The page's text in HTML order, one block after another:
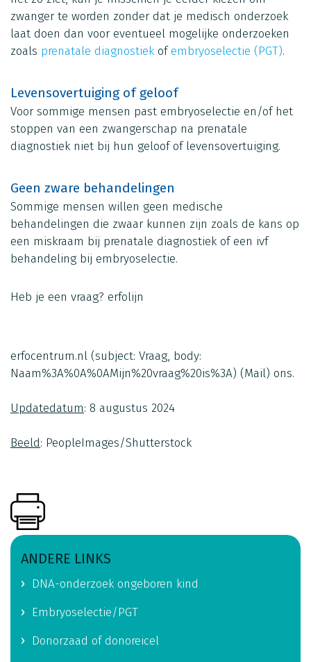
zwanger te worden zonder dat je medisch onderzoek
laat doen dan voor eventueel mogelijke onderzoeken
zoals prenatale diagnostiek ofembryoselectie (PGT).
Levensovertuiging of geloof
Voor sommige mensen past embryoselectie en/of het
stoppen van een zwangerschap na prenatale
diagnostiek niet bij hun geloof of levensovertuiging.
Geen zware behandelingen
Sommige mensen willen geen medische
behandelingen die zwaar kunnen zijn zoals de kans op
een miskraam bij prenatale diagnostiek of een ivf
behandeling bij embryoselectie.
Heb je een vraag? erfolijn
erfocentrum.nl (subject: Vraag, body:
Naam%3A%0A%0AMijn%20vraag%20is%3A) (Mail) ons.
Updatedatum: 8 augustus 2024
Beeld: PeopleImages/Shutterstock
ANDERE LINKS
DNA-onderzoek ongeboren kind
Embryoselectie/PGT
Donorzaad of donoreicel